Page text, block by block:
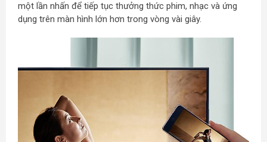
một lần nhấn để tiếp tục thưởng thức phim, nhạc và ứng
dụng trên màn hình lớn hơn trong vòng vài giây.